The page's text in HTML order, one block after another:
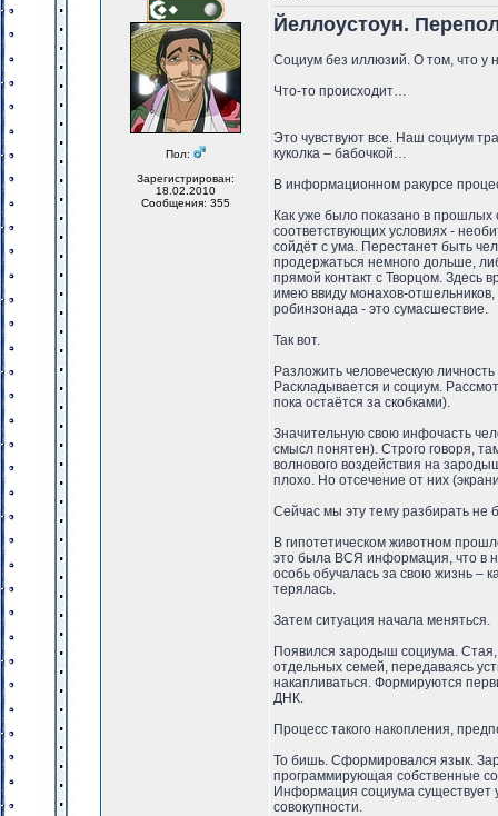
Пол:
Зарегистрирован:
18.02.2010
Сообщения: 355
Йеллоустоун.
Социум без иллюзий. О том, что у
Что-то происходит…
Это чувствуют все. Наш социум
куколка – бабочкой…
В информационном ракурсе
Как уже было показано в прошлых
соответствующих условиях -
сойдёт с ума. Перестанет быть
продержаться немного дольше,
прямой контакт с Творцом. Здесь
имею ввиду монахов-
робинзонада - это сумасшествие.
Так вот.
Разложить человеческую
Раскладывается и социум.
пока остаётся за скобками).
Значительную свою инфочасть
смысл понятен). Строго говоря,
волнового воздействия на
плохо. Но отсечение от них
Сейчас мы эту тему разбирать не
В гипотетическом животном
это была ВСЯ информация, что в
особь обучалась за свою жизнь –
терялась.
Затем ситуация начала меняться.
Появился зародыш социума.
отдельных семей, передаваясь
накапливаться. Формируются
ДНК.
Процесс такого накопления,
То бишь. Сформировался язык.
программирующая собственные
Информация социума существует
совокупности.